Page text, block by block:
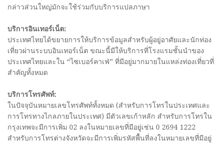
กล่าวส่วนใหญ่มักจะใช้ร่วมกับบริการแปลภาษา
บริการอินเทอร์เน็ต:
ประเทศไทยได้ขยายการให้บริการข้อมูลสำหรับผู้อยู่อาศัยและนักท่อง
เที่ยวผ่านระบบอินเทอร์เน็ต ขณะนี้มีให้บริการที่โรงแรมชั้นนำของ
ประเทศไทยและใน “ไซเบอร์คาเฟ่” ที่มีอยู่มากมายในแหล่งท่องเที่ยวที่
สำคัญทั้งหมด
บริการโทรศัพท์:
ในปัจจุบันหมายเลขโทรศัพท์ทั้งหมด (สำหรับการโทรในประเทศและ
การโทรทางไกลภายในประเทศ) มีตัวเลขเก้าหลัก สำหรับการโทรใน
กรุงเทพจะมีการเพิ่ม 02 ลงในหมายเลขที่มีอยู่เช่น 0 2694 1222
สำหรับการโทรต่างจังหวัดจะมีการเพิ่มรหัสพื้นที่ลงในหมายเลขที่มีอยู่